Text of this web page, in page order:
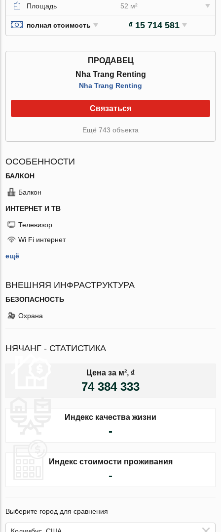
Площадь
52 м²
полная стоимость ₫ 15 714 581
ПРОДАВЕЦ
Nha Trang Renting
Nha Trang Renting
Связаться
Ещё 743 объекта
ОСОБЕННОСТИ
БАЛКОН
Балкон
ИНТЕРНЕТ И ТВ
Телевизор
Wi Fi интернет
ещё
ВНЕШНЯЯ ИНФРАСТРУКТУРА
БЕЗОПАСНОСТЬ
Охрана
НЯЧАНГ - СТАТИСТИКА
Цена за м², ₫
74 384 333
Индекс качества жизни
-
Индекс стоимости проживания
-
Выберите город для сравнения